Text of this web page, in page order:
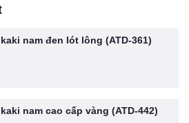
nam đen lót lông (ATD-361)
nam cao cấp vàng (ATD-442)